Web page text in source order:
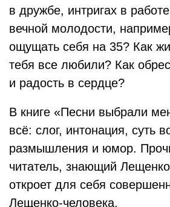
в дружбе, интригах в
вечной молодости,
ощущать себя на 35? Как
тебя все любили? Как
и радость в сердце?
В книге «Песни выбрали
всё: слог, интонация, суть
размышления и юмор.
читатель, знающий
откроет для себя
Лещенко-человека.